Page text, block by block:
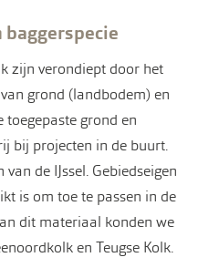
baggerspecie
zijn verondiept door het
grond (landbodem) en
toegepaste grond en
bij projecten in de buurt.
de IJssel. Gebiedseigen
is om toe te passen in de
dit materiaal konden we
en Teugse Kolk.